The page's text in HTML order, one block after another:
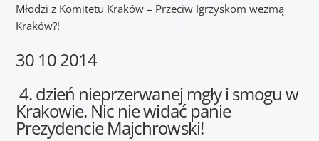
Młodzi z Komitetu Kraków – Przeciw Igrzyskom wezmą
Kraków?!
30 10 2014
4. dzień nieprzerwanej mgły i smogu w
Krakowie. Nic nie widać panie
Prezydencie Majchrowski!